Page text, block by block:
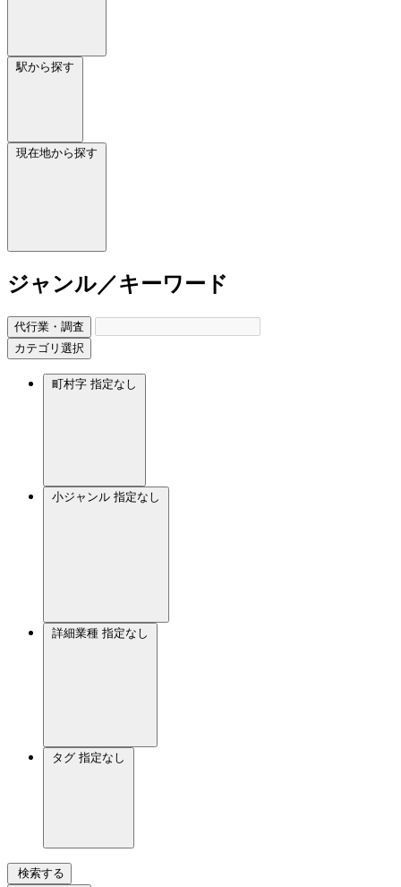
駅から探す
現在地から探す
ジャンル／キーワード
代行業・調査
カテゴリ選択
町村字 指定なし
小ジャンル 指定なし
詳細業種 指定なし
タグ 指定なし
検索する